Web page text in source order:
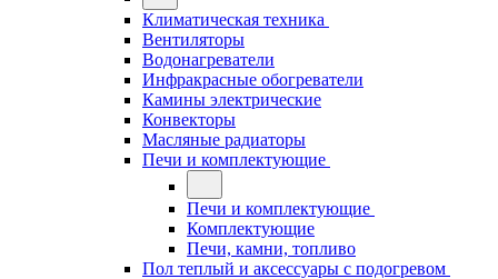
Климатическая техника
Вентиляторы
Водонагреватели
Инфракрасные обогреватели
Камины электрические
Конвекторы
Масляные радиаторы
Печи и комплектующие
Печи и комплектующие
Комплектующие
Печи, камни, топливо
Пол теплый и аксессуары с подогревом